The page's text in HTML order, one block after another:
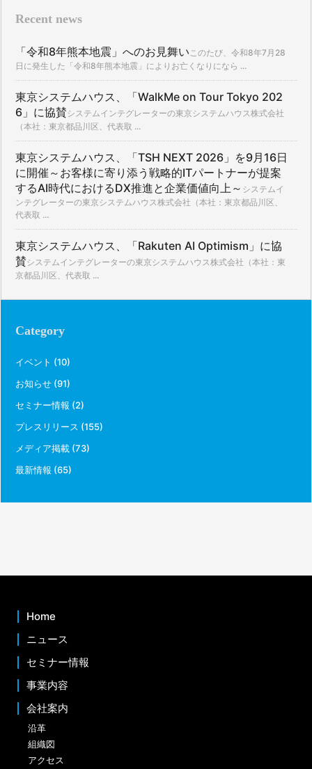
Recent news
「令和8年熊本地震」へのお見舞い このたび、令和8年7月28
日に発生した「令和8年熊本地震」によりお亡くなりになら ...
東京システムハウス、「WalkMe on Tour Tokyo 202
6」に協賛システムインテグレーターの東京システムハウス株式会社
（本社：東京都品川区、代表取 ...
東京システムハウス、「TSH NEXT 2026」を9月16日
に開催～お客様に寄り添う戦略的ITパートナーが提案
するAI時代におけるDX推進と企業価値向上～ システムイ
ンテグレーターの東京システムハウス株式会社（本社：東京都品川区、
代表取 ...
東京システムハウス、「Rakuten AI Optimism」に協
賛システムインテグレーターの東京システムハウス株式会社（本社：東
京都品川区、代表取 ...
Category
イベント (10)
お知らせ(91)
セミナー情報 (2)
プレスリリース (155)
メディア掲載(73)
最新情報 (65)
Home
ニュース
セミナー情報
事業内容
会社案内
沿革
組織図
アクセス